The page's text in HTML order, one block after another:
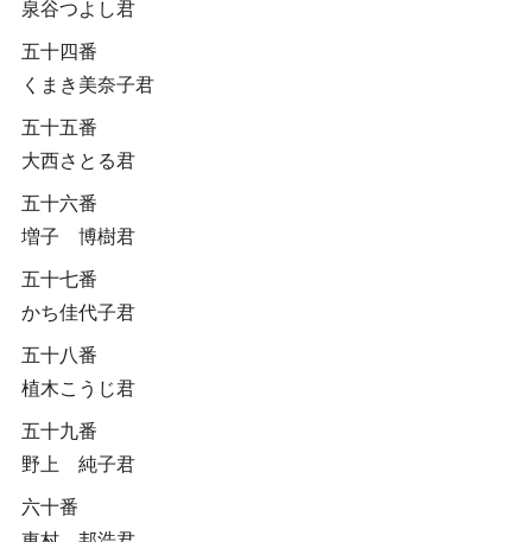
泉谷つよし君
五十四番
くまき美奈子君
五十五番
大西さとる君
五十六番
増子 博樹君
五十七番
かち佳代子君
五十八番
植木こうじ君
五十九番
野上 純子君
六十番